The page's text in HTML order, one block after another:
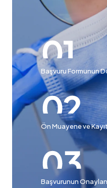
Başvuru Formunun
Ön Muayene ve
Başvurunun